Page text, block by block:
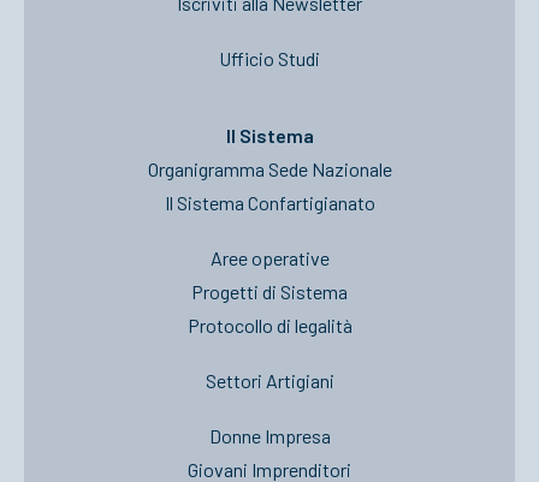
Ufficio Studi
Il Sistema
Organigramma Sede Nazionale
Il Sistema Confartigianato
Aree operative
Progetti di Sistema
Protocollo di legalità
Settori Artigiani
Donne Impresa
Giovani Imprenditori